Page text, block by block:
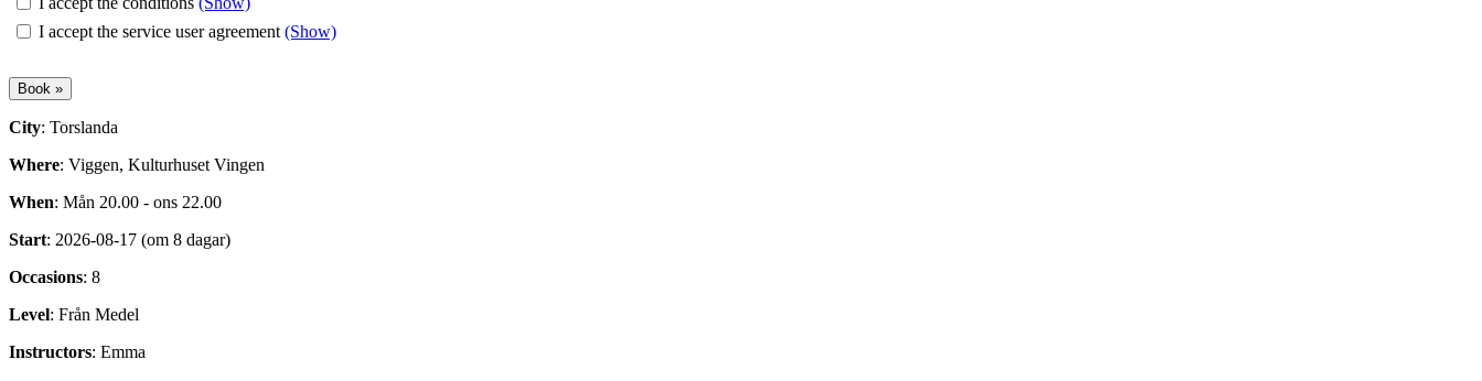
I accept the service user agreement (Show)
City: Torslanda
Where: Viggen, Kulturhuset Vingen
When: Mån 20.00 - ons 22.00
Start: 2026-08-17 (om 8 dagar)
Occasions: 8
Level: Från Medel
Instructors: Emma